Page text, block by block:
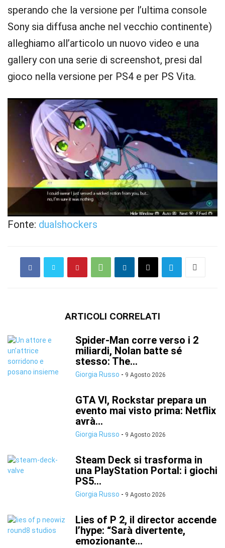
sperando che la versione per l’ultima console
Sony sia diffusa anche nel vecchio continente)
alleghiamo all’articolo un nuovo video e una
gallery con una serie di screenshot, presi dal
gioco nella versione per PS4 e per PS Vita.
Fonte: dualshockers
ARTICOLI CORRELATI
Spider-Man corre verso i 2
miliardi, Nolan batte sé
stesso: The...
Giorgia Russo - 9 Agosto 2026
GTA VI, Rockstar prepara un
evento mai visto prima: Netflix
avrà...
Giorgia Russo - 9 Agosto 2026
Steam Deck si trasforma in
una PlayStation Portal: i giochi
PS5...
Giorgia Russo - 9 Agosto 2026
Lies of P 2, il director accende
l’hype: “Sarà divertente,
emozionante...